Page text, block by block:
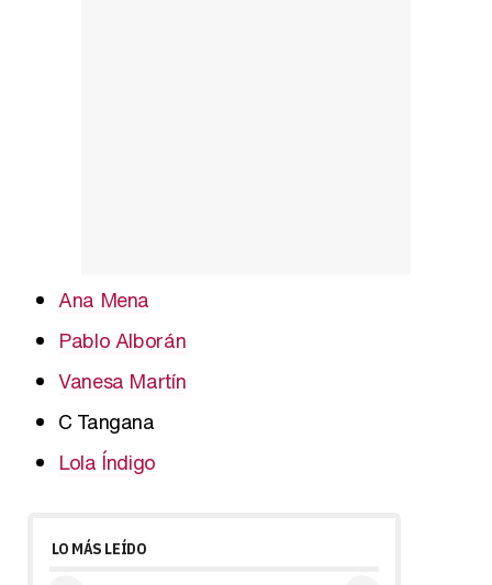
Ana Mena
Pablo Alborán
Vanesa Martín
C Tangana
Lola Índigo
LO MÁS LEÍDO